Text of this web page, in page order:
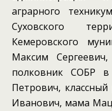
аграрного
Суховского
Кемеровского
Максим
полковник СОБР в
Петрович,
Иванович, мама